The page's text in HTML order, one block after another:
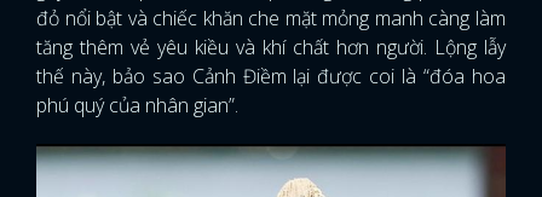
đỏ nổi bật và chiếc khăn che mặt mỏng manh càng làm
tăng thêm vẻ yêu kiều và khí chất hơn người. Lộng lẫy
thế này, bảo sao Cảnh Điềm lại được coi là “đóa hoa
phú quý của nhân gian”.